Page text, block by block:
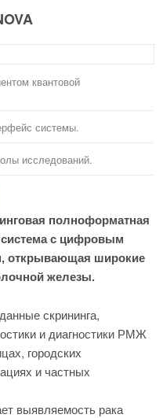
квантовой
системы.
исследований.
полноформатная
с цифровым
открывающая широкие
железы.
скрининга,
и диагностики РМЖ
городских
и частных
выявляемость рака